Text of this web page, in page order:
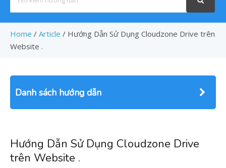
For
Home / Article / Hướng Dẫn Sử Dụng Cloudzone Drive trên
Website .
Danh sách hướng dẫn
Hướng Dẫn Sử Dụng Cloudzone Drive
trên Website .